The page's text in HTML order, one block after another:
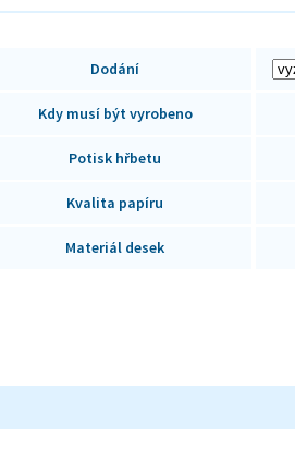
Dodání
Kdy musí být vyrobeno
Potisk hřbetu
Kvalita papíru
Materiál desek